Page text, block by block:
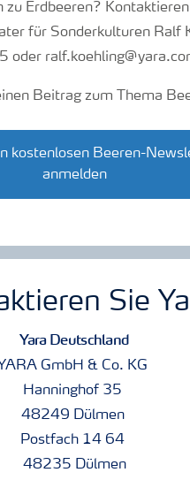
zu Erdbeeren?
für Sonderkulturen Ralf
Beitrag zum Thema
kostenlosen Beeren-
anmelden
Sie
Yara Deutschland
GmbH & Co. KG
Hanninghof 35
48249 Dülmen
Postfach 14 64
48235 Dülmen